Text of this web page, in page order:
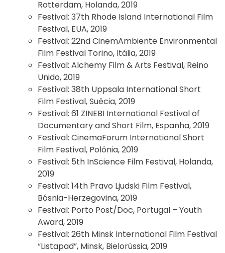
Rotterdam, Holanda, 2019
Festival: 37th Rhode Island International Film
Festival, EUA, 2019
Festival: 22nd CinemAmbiente Environmental
Film Festival Torino, Itália, 2019
Festival: Alchemy Film & Arts Festival, Reino
Unido, 2019
Festival: 38th Uppsala International Short
Film Festival, Suécia, 2019
Festival: 61 ZINEBI International Festival of
Documentary and Short Film, Espanha, 2019
Festival: CinemaForum International Short
Film Festival, Polónia, 2019
Festival: 5th InScience Film Festival, Holanda,
2019
Festival: 14th Pravo Ljudski Film Festival,
Bósnia-Herzegovina, 2019
Festival: Porto Post/Doc, Portugal – Youth
Award, 2019
Festival: 26th Minsk International Film Festival
“Listapad”, Minsk, Bielorússia, 2019